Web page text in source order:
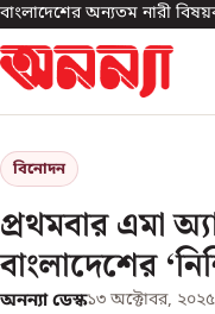
বাংলাদেশের অন্যতম নারী
বিনোদন
প্রথমবার এমা
বাংলাদেশের
অনন্যা ডেস্ক১৩ অক্টোবর, ২০২৫